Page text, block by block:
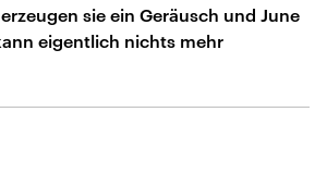
sie ein Geräusch und June
eigentlich nichts mehr